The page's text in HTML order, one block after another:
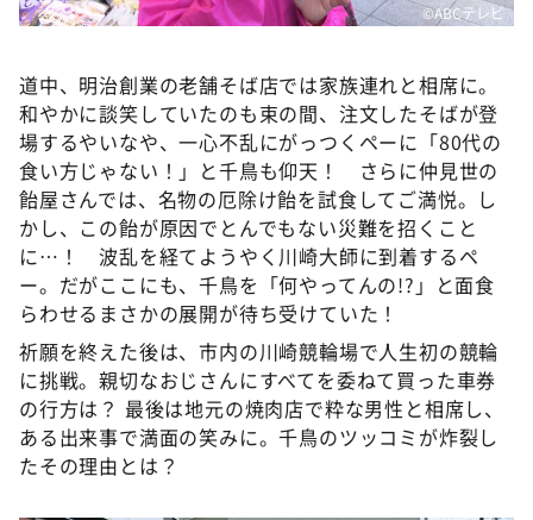
©ABCテレビ
道中、明治創業の老舗そば店では家族連れと相席に。
和やかに談笑していたのも束の間、注文したそばが登
場するやいなや、一心不乱にがっつくペーに「80代の
食い方じゃない！」と千鳥も仰天！ さらに仲見世の
飴屋さんでは、名物の厄除け飴を試食してご満悦。し
かし、この飴が原因でとんでもない災難を招くこと
に…！ 波乱を経てようやく川崎大師に到着するペ
ー。だがここにも、千鳥を「何やってんの!?」と面食
らわせるまさかの展開が待ち受けていた！
祈願を終えた後は、市内の川崎競輪場で人生初の競輪
に挑戦。親切なおじさんにすべてを委ねて買った車券
の行方は？ 最後は地元の焼肉店で粋な男性と相席し、
ある出来事で満面の笑みに。千鳥のツッコミが炸裂し
たその理由とは？